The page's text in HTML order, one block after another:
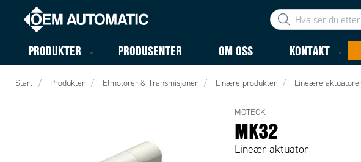
PRODUKTER PRODUSENTER OM OSS KONTAKT
Start Produkter Elmotorer & Transmisjoner Linære produkter Lineære
MOTECK
MK32
Lineær aktuator